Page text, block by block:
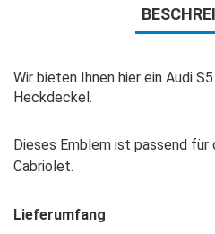
Wir bieten Ihnen hier ein Audi
Heckdeckel.
Dieses Emblem ist passend für
Cabriolet.
Lieferumfang